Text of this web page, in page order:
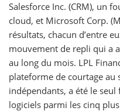
Salesforce Inc. (CRM), un
cloud, et Microsoft Corp.
résultats, chacun d’entre
mouvement de repli qui a
au long du mois. LPL
plateforme de courtage au
indépendants, a été le
logiciels parmi les cinq